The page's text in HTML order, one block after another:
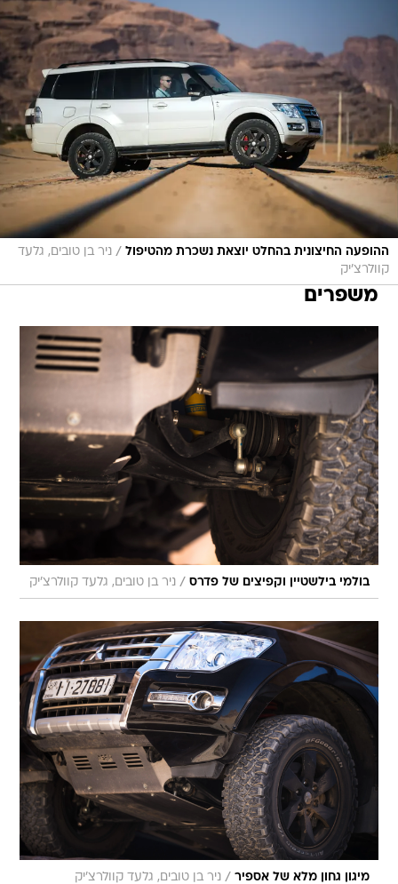
ההופעה החיצונית בהחלט יוצאת נשכרת מהטיפול / ניר בן טובים, גלעד
קוולרצ'יק
משפרים
בולמי בילשטיין וקפיצים של פדרס / ניר בן טובים, גלעד קוולרצ'יק
מיגון גחון מלא של אספיר / ניר בן טובים, גלעד קוולרצ'יק